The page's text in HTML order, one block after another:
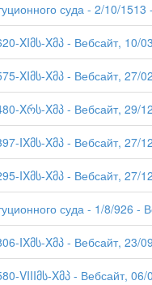
суда - 2/10/
XIმს-Xმპ - Вебсайт, 10/
XIმს-Xმპ - Вебсайт, 27/
Xრს-Xმპ - Вебсайт, 29/
IXმს-Xმპ - Вебсайт, 27/
IXმს-Xმპ - Вебсайт, 27/
суда - 1/8/926 -
IXმს-Xმპ - Вебсайт, 23/
VIIIმს-Xმპ - Вебсайт,